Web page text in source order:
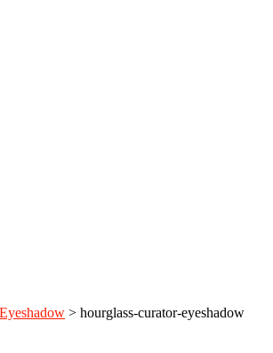
> hourglass-curator-eyeshadow